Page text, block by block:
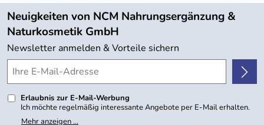
Angebote
Kundenbewertungen (754)
4,9/5*****
Neuigkeiten von NCM Nahrungsergänzung &
Naturkosmetik GmbH
Newsletter anmelden & Vorteile sichern
Erlaubnis zur E-Mail-Werbung
Ich möchte regelmäßig interessante Angebote per E-Mail erhalten.
Meine E-Mail-Adresse wird nicht an andere Unternehmen
Mehr anzeigen ...